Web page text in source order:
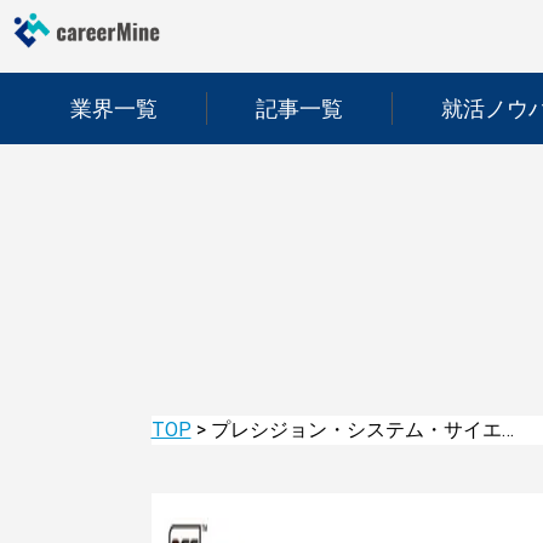
業界一覧 記事一覧 就活ノウ
TOP> プレシジョン・システム・サイエンス